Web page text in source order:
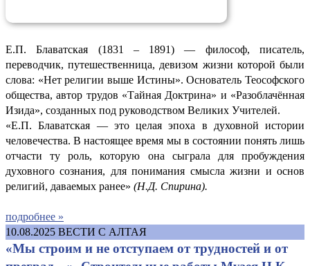
Е.П. Блаватская (1831 – 1891) — философ, писатель,
переводчик, путешественница, девизом жизни которой были
слова: «Нет религии выше Истины». Основатель Теософского
общества, автор трудов «Тайная Доктрина» и «Разоблачённая
Изида», созданных под руководством Великих Учителей.
«Е.П. Блаватская — это целая эпоха в духовной истории
человечества. В настоящее время мы в состоянии понять лишь
отчасти ту роль, которую она сыграла для пробуждения
духовного сознания, для понимания смысла жизни и основ
религий, даваемых ранее» (Н.Д. Спирина).
подробнее »
10.08.2025 ВЕСТИ С АЛТАЯ
«Мы строим и не отступаем от трудностей и от